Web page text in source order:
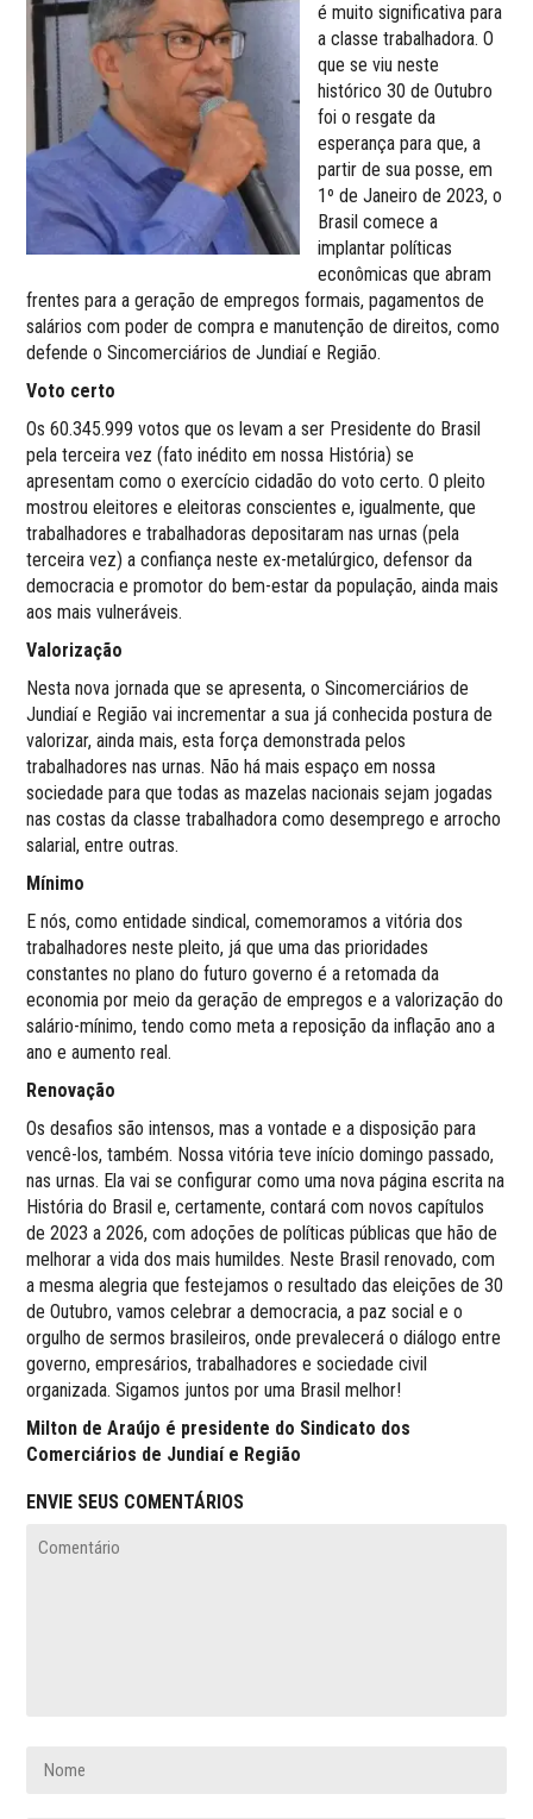
é muito significativa para
a classe trabalhadora. O
que se viu neste
histórico 30 de Outubro
foi o resgate da
esperança para que, a
partir de sua posse, em
1º de Janeiro de 2023, o
Brasil comece a
implantar políticas
econômicas que abram
frentes para a geração de empregos formais, pagamentos de
salários com poder de compra e manutenção de direitos, como
defende o Sincomerciários de Jundiaí e Região.
Voto certo
Os 60.345.999 votos que os levam a ser Presidente do Brasil
pela terceira vez (fato inédito em nossa História) se
apresentam como o exercício cidadão do voto certo. O pleito
mostrou eleitores e eleitoras conscientes e, igualmente, que
trabalhadores e trabalhadoras depositaram nas urnas (pela
terceira vez) a confiança neste ex-metalúrgico, defensor da
democracia e promotor do bem-estar da população, ainda mais
aos mais vulneráveis.
Valorização
Nesta nova jornada que se apresenta, o Sincomerciários de
Jundiaí e Região vai incrementar a sua já conhecida postura de
valorizar, ainda mais, esta força demonstrada pelos
trabalhadores nas urnas. Não há mais espaço em nossa
sociedade para que todas as mazelas nacionais sejam jogadas
nas costas da classe trabalhadora como desemprego e arrocho
salarial, entre outras.
Mínimo
E nós, como entidade sindical, comemoramos a vitória dos
trabalhadores neste pleito, já que uma das prioridades
constantes no plano do futuro governo é a retomada da
economia por meio da geração de empregos e a valorização do
salário-mínimo, tendo como meta a reposição da inflação ano a
ano e aumento real.
Renovação
Os desafios são intensos, mas a vontade e a disposição para
vencê-los, também. Nossa vitória teve início domingo passado,
nas urnas. Ela vai se configurar como uma nova página escrita na
História do Brasil e, certamente, contará com novos capítulos
de 2023 a 2026, com adoções de políticas públicas que hão de
melhorar a vida dos mais humildes. Neste Brasil renovado, com
a mesma alegria que festejamos o resultado das eleições de 30
de Outubro, vamos celebrar a democracia, a paz social e o
orgulho de sermos brasileiros, onde prevalecerá o diálogo entre
governo, empresários, trabalhadores e sociedade civil
organizada. Sigamos juntos por uma Brasil melhor!
Milton de Araújo é presidente do Sindicato dos
Comerciários de Jundiaí e Região
ENVIE SEUS COMENTÁRIOS